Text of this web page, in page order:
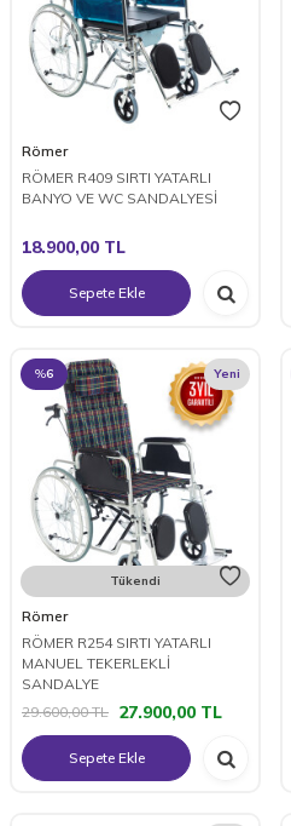
Römer
RÖMER R409 SIRTI YATARLI
BANYO VE WC SANDALYESİ
18.900,00 TL
Sepete Ekle
%6 Yeni
Tükendi
Römer
RÖMER R254 SIRTI YATARLI
MANUEL TEKERLEKLİ
SANDALYE
29.600,00TL 27.900,00 TL
Sepete Ekle